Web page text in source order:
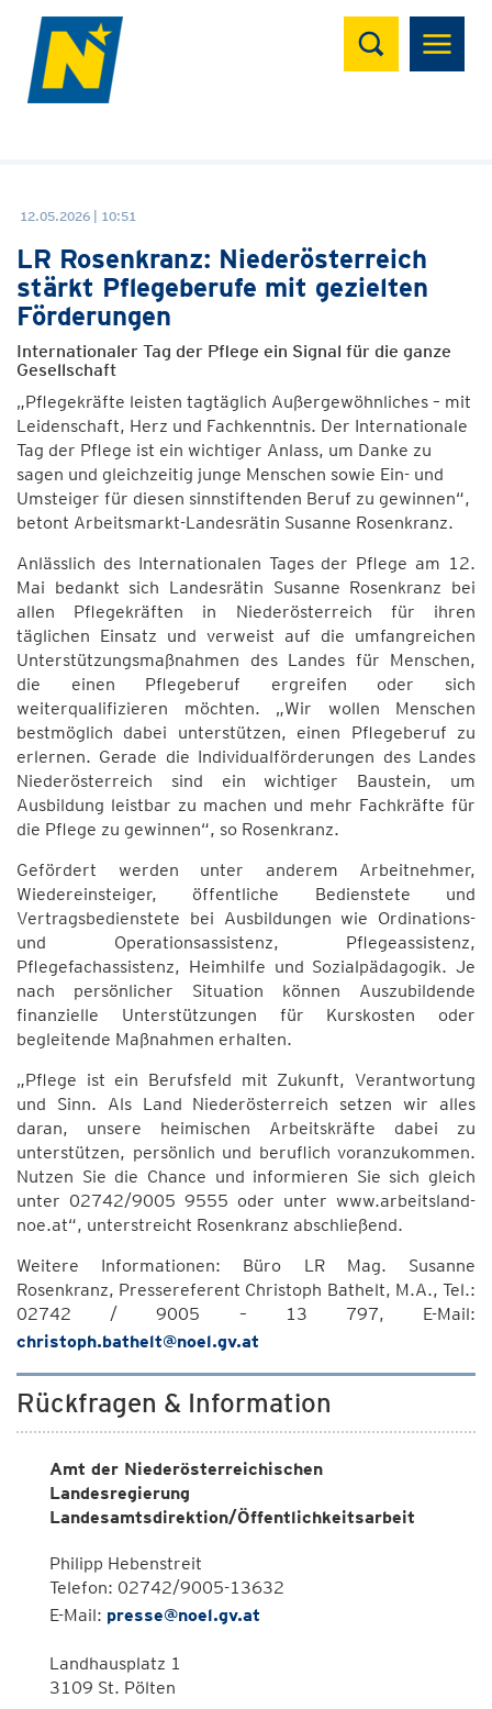
Suchen
12.05.2026 | 10:51
LR Rosenkranz: Niederösterreich
stärkt Pflegeberufe mit gezielten
Förderungen
Internationaler Tag der Pflege ein Signal für die ganze
Gesellschaft
„Pflegekräfte leisten tagtäglich Außergewöhnliches – mit
Leidenschaft, Herz und Fachkenntnis. Der Internationale
Tag der Pflege ist ein wichtiger Anlass, um Danke zu
sagen und gleichzeitig junge Menschen sowie Ein- und
Umsteiger für diesen sinnstiftenden Beruf zu gewinnen“,
betont Arbeitsmarkt-Landesrätin Susanne Rosenkranz.
Anlässlich des Internationalen Tages der Pflege am 12.
Mai bedankt sich Landesrätin Susanne Rosenkranz bei
allen Pflegekräften in Niederösterreich für ihren
täglichen Einsatz und verweist auf die umfangreichen
Unterstützungsmaßnahmen des Landes für Menschen,
die einen Pflegeberuf ergreifen oder sich
weiterqualifizieren möchten. „Wir wollen Menschen
bestmöglich dabei unterstützen, einen Pflegeberuf zu
erlernen. Gerade die Individualförderungen des Landes
Niederösterreich sind ein wichtiger Baustein, um
Ausbildung leistbar zu machen und mehr Fachkräfte für
die Pflege zu gewinnen“, so Rosenkranz.
Gefördert werden unter anderem Arbeitnehmer,
Wiedereinsteiger, öffentliche Bedienstete und
Vertragsbedienstete bei Ausbildungen wie Ordinations-
und Operationsassistenz, Pflegeassistenz,
Pflegefachassistenz, Heimhilfe und Sozialpädagogik. Je
nach persönlicher Situation können Auszubildende
finanzielle Unterstützungen für Kurskosten oder
begleitende Maßnahmen erhalten.
„Pflege ist ein Berufsfeld mit Zukunft, Verantwortung
und Sinn. Als Land Niederösterreich setzen wir alles
daran, unsere heimischen Arbeitskräfte dabei zu
unterstützen, persönlich und beruflich voranzukommen.
Nutzen Sie die Chance und informieren Sie sich gleich
unter 02742/9005 9555 oder unter www.arbeitsland-
noe.at“, unterstreicht Rosenkranz abschließend.
Weitere Informationen: Büro LR Mag. Susanne
Rosenkranz, Pressereferent Christoph Bathelt, M.A., Tel.:
02742 / 9005 – 13 797, E-Mail:
christoph.bathelt@noel.gv.at
Rückfragen & Information
Amt der Niederösterreichischen
Landesregierung
Landesamtsdirektion/Öffentlichkeitsarbeit
Philipp Hebenstreit
Telefon: 02742/9005-13632
E-Mail: presse@noel.gv.at
Landhausplatz 1
3109 St. Pölten